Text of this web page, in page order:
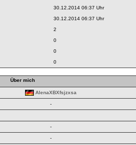
30.12.2014 06:37 Uhr
30.12.2014 06:37 Uhr
2
0
0
0
Über mich
AlenaXBXfsjzxsa
-
-
-